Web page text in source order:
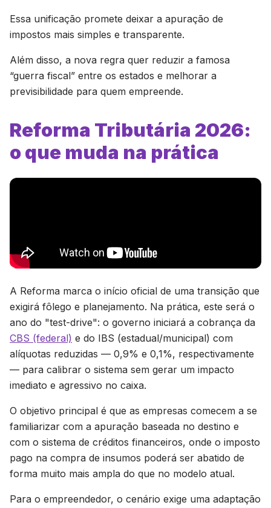
Essa unificação promete deixar a apuração de
impostos mais simples e transparente.
Além disso, a nova regra quer reduzir a famosa
“guerra fiscal” entre os estados e melhorar a
previsibilidade para quem empreende.
Reforma Tributária 2026:
o que muda na prática
A Reforma marca o início oficial de uma transição que
exigirá fôlego e planejamento. Na prática, este será o
ano do "test-drive": o governo iniciará a cobrança da
CBS (federal) e do IBS (estadual/municipal) com
alíquotas reduzidas — 0,9% e 0,1%, respectivamente
— para calibrar o sistema sem gerar um impacto
imediato e agressivo no caixa.
O objetivo principal é que as empresas comecem a se
familiarizar com a apuração baseada no destino e
com o sistema de créditos financeiros, onde o imposto
pago na compra de insumos poderá ser abatido de
forma muito mais ampla do que no modelo atual.
Para o empreendedor, o cenário exige uma adaptação